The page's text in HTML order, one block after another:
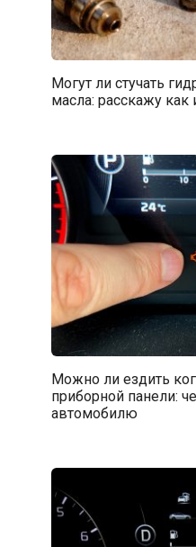
Могут ли стучать
масла: расскажу как
Можно ли ездить
приборной панели:
автомобилю